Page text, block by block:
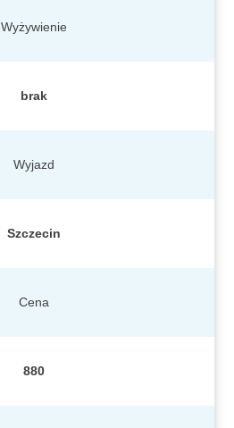
Wyżywienie
brak
Wyjazd
Szczecin
Cena
880